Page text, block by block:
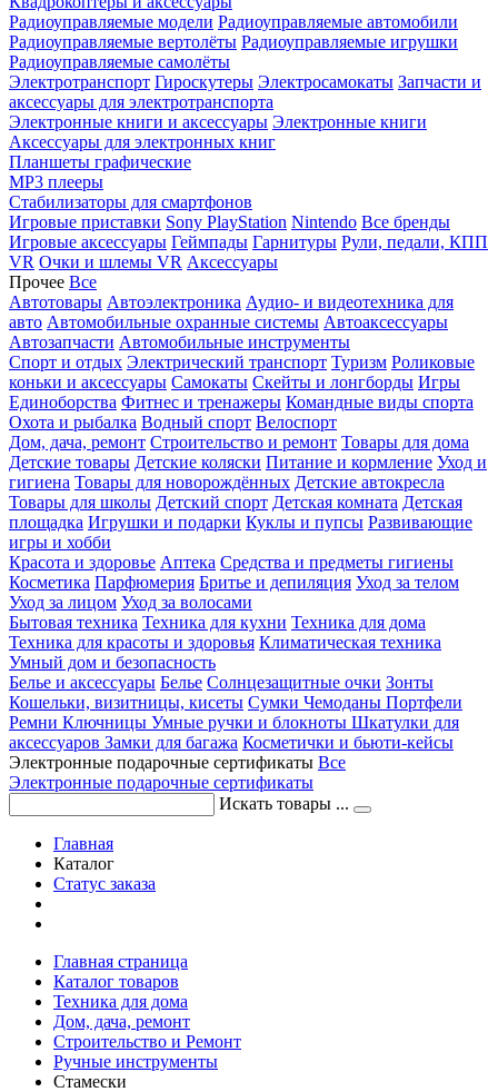
Радиоуправляемые модели Радиоуправляемые автомобили
Радиоуправляемые вертолёты Радиоуправляемые игрушки
Радиоуправляемые самолёты
Электротранспорт Гироскутеры Электросамокаты Запчасти и
аксессуары для электротранспорта
Электронные книги и аксессуары Электронные книги
Аксессуары для электронных книг
Планшеты графические
MP3 плееры
Стабилизаторы для смартфонов
Игровые приставки Sony PlayStation Nintendo Все бренды
Игровые аксессуары Геймпады Гарнитуры Рули, педали, КПП
VR Очки и шлемы VR Аксессуары
Прочее Все
Автотовары Автоэлектроника Аудио- и видеотехника для
авто Автомобильные охранные системы Автоаксессуары
Автозапчасти Автомобильные инструменты
Спорт и отдых Электрический транспорт Туризм Роликовые
коньки и аксессуары Самокаты Скейты и лонгборды Игры
Единоборства Фитнес и тренажеры Командные виды спорта
Охота и рыбалка Водный спорт Велоспорт
Дом, дача, ремонт Строительство и ремонт Товары для дома
Детские товары Детские коляски Питание и кормление Уход и
гигиена Товары для новорождённых Детские автокресла
Товары для школы Детский спорт Детская комната Детская
площадка Игрушки и подарки Куклы и пупсы Развивающие
игры и хобби
Красота и здоровье Аптека Средства и предметы гигиены
Косметика Парфюмерия Бритье и депиляция Уход за телом
Уход за лицом Уход за волосами
Бытовая техника Техника для кухни Техника для дома
Техника для красоты и здоровья Климатическая техника
Умный дом и безопасность
Белье и аксессуары Белье Солнцезащитные очки Зонты
Кошельки, визитницы, кисеты Сумки Чемоданы Портфели
Ремни Ключницы Умные ручки и блокноты Шкатулки для
аксессуаров Замки для багажа Косметички и бьюти-кейсы
Электронные подарочные сертификаты Все
Электронные подарочные сертификаты
Искать товары ...
Главная
Каталог
Статус заказа
Главная страница
Каталог товаров
Техника для дома
Дом, дача, ремонт
Строительство и Ремонт
Ручные инструменты
Стамески